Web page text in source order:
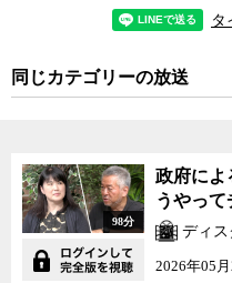
飯事のように行われており、
公開法に基づく十分な外部監
て記録や議事録を作成せず、
局、セレモニー的に行われる
や資料なども公開されている
な根拠に基づいて意思決定を
タ
同じカテゴリーの放送
98分
政府によ
うやっ
ディス
2026年05月